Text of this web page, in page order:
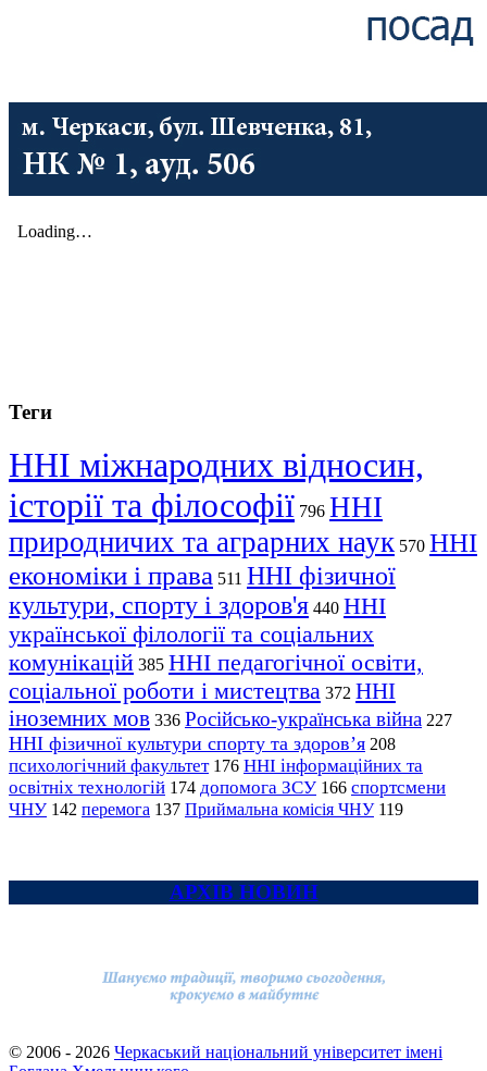
Теги
ННІ міжнародних відносин,
історії та філософії 796 ННІ
природничих та аграрних наук 570 ННІ
економіки і права 511 ННІ фізичної
культури, спорту і здоров'я 440 ННІ
української філології та соціальних
комунікацій 385 ННІ педагогічної освіти,
соціальної роботи і мистецтва 372 ННІ
іноземних мов 336 Російсько-українська війна 227
ННІ фізичної культури спорту та здоров’я 208
психологічний факультет 176 ННІ інформаційних та
освітніх технологій 174 допомога ЗСУ 166 спортсмени
ЧНУ 142 перемога 137 Приймальна комісія ЧНУ 119
АРХІВ НОВИН
© 2006 - 2026 Черкаський національний університет імені